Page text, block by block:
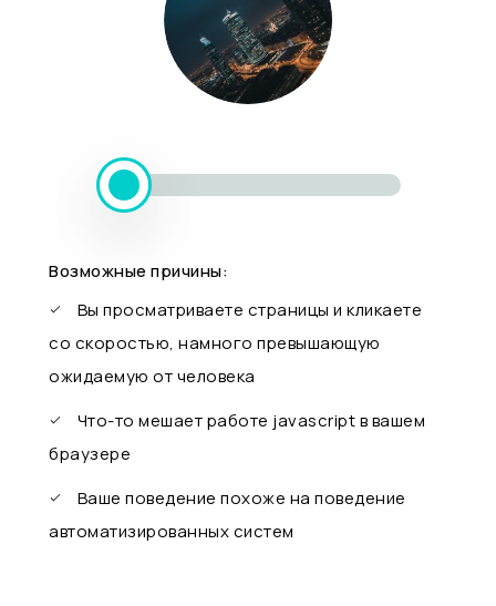
Возможные причины:
Вы просматриваете страницы и кликаете
со скоростью, намного превышающую
ожидаемую от человека
Что-то мешает работе javascript в вашем
браузере
Ваше поведение похоже на поведение
автоматизированных систем